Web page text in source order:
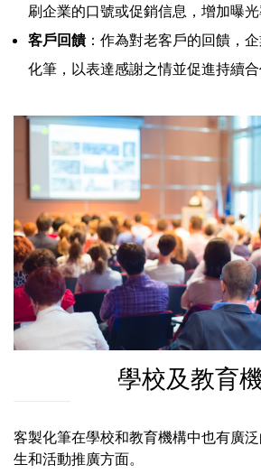
刷企業的口號或促銷信息，增加曝光
客戶回饋：作為對老客戶的回饋，
化筆，以表達感謝之情並促進持續合
學校及教育
客製化筆在學校和教育機構中也有廣
生和活動推廣方面。